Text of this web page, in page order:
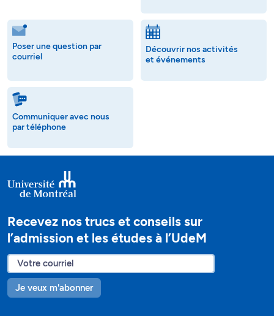
Poser une question par
courriel
Découvrir nos activités
et événements
Communiquer avec nous
par téléphone
Recevez nos trucs et conseils sur
l’admission et les études à l’UdeM
Je veux m'abonner